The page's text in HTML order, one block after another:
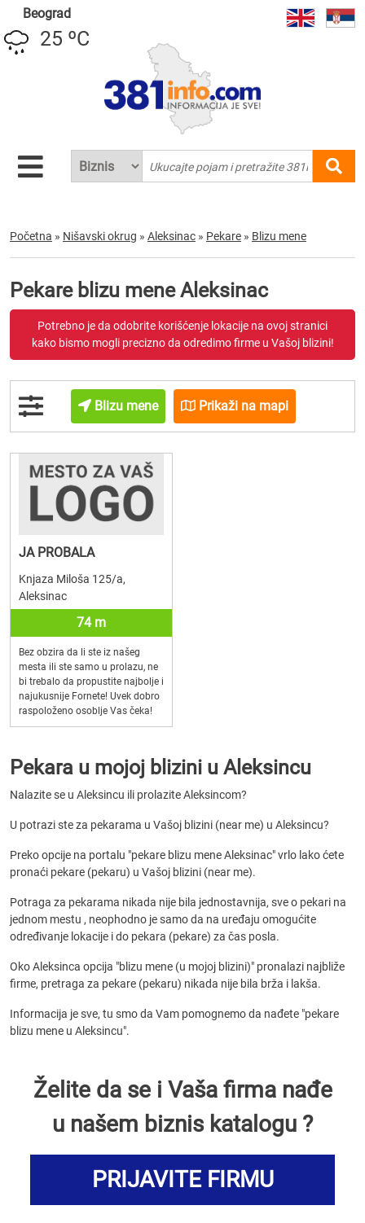
Beograd
25 ºC
Početna » Nišavski okrug » Aleksinac » Pekare » Blizu mene
Pekare blizu mene Aleksinac
Potrebno je da odobrite korišćenje lokacije na ovoj stranici
kako bismo mogli precizno da odredimo firme u Vašoj blizini!
Blizu mene Prikaži na mapi
JA PROBALA
Knjaza Miloša 125/a,
Aleksinac
74 m
Bez obzira da li ste iz našeg
mesta ili ste samo u prolazu, ne
bi trebalo da propustite najbolje i
najukusnije Fornete! Uvek dobro
raspoloženo osoblje Vas čeka!
Pekara u mojoj blizini u Aleksincu
Nalazite se u Aleksincu ili prolazite Aleksincom?
U potrazi ste za pekarama u Vašoj blizini (near me) u Aleksincu?
Preko opcije na portalu "pekare blizu mene Aleksinac" vrlo lako ćete
pronaći pekare (pekaru) u Vašoj blizini (near me).
Potraga za pekarama nikada nije bila jednostavnija, sve o pekari na
jednom mestu , neophodno je samo da na uređaju omogućite
određivanje lokacije i do pekara (pekare) za čas posla.
Oko Aleksinca opcija "blizu mene (u mojoj blizini)" pronalazi najbliže
firme, pretraga za pekare (pekaru) nikada nije bila brža i lakša.
Informacija je sve, tu smo da Vam pomognemo da nađete "pekare
blizu mene u Aleksincu".
Želite da se i Vaša firma nađe
u našem biznis katalogu ?
PRIJAVITE FIRMU